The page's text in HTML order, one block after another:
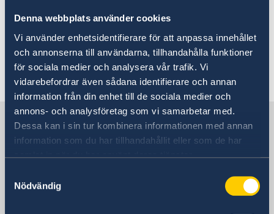
Denna webbplats använder cookies
Vi använder enhetsidentifierare för att anpassa innehållet
och annonserna till användarna, tillhandahålla funktioner
för sociala medier och analysera vår trafik. Vi
vidarebefordrar även sådana identifierare och annan
information från din enhet till de sociala medier och
annons- och analysföretag som vi samarbetar med.
Dessa kan i sin tur kombinera informationen med annan
information som du har tillhandahållit eller som de har
samlat in när du har använt deras tjänster.
Nödvändig
List of countries
Last updated 12 Jan 2018, 6.41 PM
Sweden in India
Consulate-General
Visiting address